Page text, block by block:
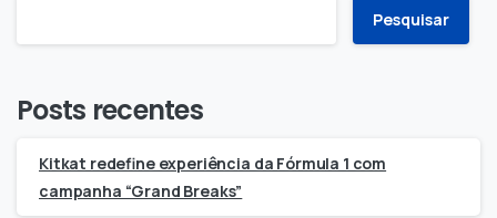
Pesquisar
Posts recentes
Kitkat redefine experiência da Fórmula 1 com
campanha “Grand Breaks”